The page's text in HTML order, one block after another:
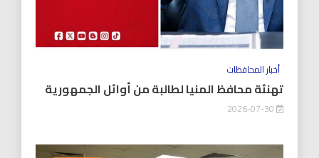
أخبار المحافظات
تهنئة محافظ المنيا لطالبة من أوائل الجمهورية